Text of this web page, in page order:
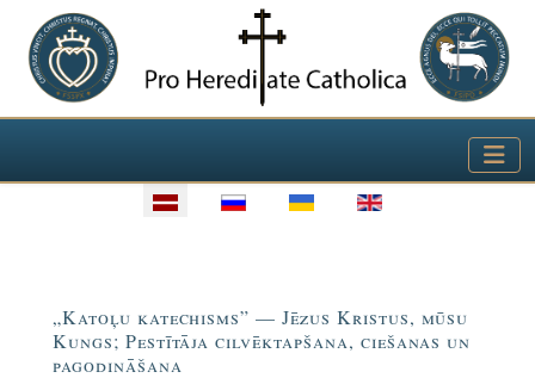
Izvēlieties valodu
Virsraksts
„Katoļu katechisms” — Jēzus Kristus, mūsu
Kungs; Pestītāja cilvēktapšana, ciešanas un
pagodināšana